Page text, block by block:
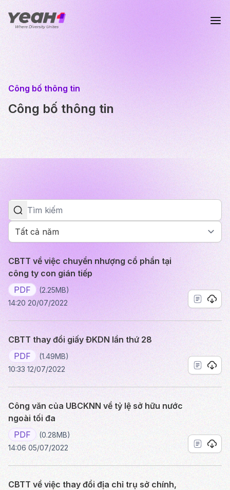
Công bố thông tin
Công bố thông tin
CBTT về việc chuyển nhượng cổ phần tại
công ty con gián tiếp
PDF
(2.25MB)
14:20 20/07/2022
CBTT thay đổi giấy ĐKDN lần thứ 28
PDF
(1.49MB)
10:33 12/07/2022
Công văn của UBCKNN về tỷ lệ sở hữu nước
ngoài tối đa
PDF
(0.28MB)
14:06 05/07/2022
CBTT về việc thay đổi địa chỉ trụ sở chính,